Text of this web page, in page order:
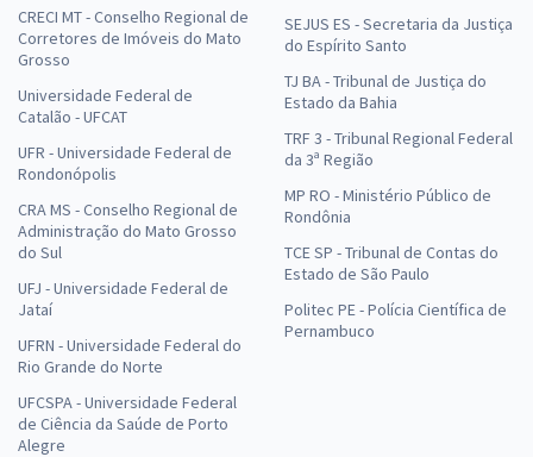
CRECI MT - Conselho Regional de
Corretores de Imóveis do Mato
Grosso
Universidade Federal de
Catalão - UFCAT
UFR - Universidade Federal de
Rondonópolis
CRA MS - Conselho Regional de
Administração do Mato Grosso
do Sul
UFJ - Universidade Federal de
Jataí
UFRN - Universidade Federal do
Rio Grande do Norte
UFCSPA - Universidade Federal
de Ciência da Saúde de Porto
Alegre
SEJUS ES - Secretaria da Justiça
do Espírito Santo
TJ BA - Tribunal de Justiça do
Estado da Bahia
TRF 3 - Tribunal Regional Federal
da 3ª Região
MP RO - Ministério Público de
Rondônia
TCE SP - Tribunal de Contas do
Estado de São Paulo
Politec PE - Polícia Científica de
Pernambuco